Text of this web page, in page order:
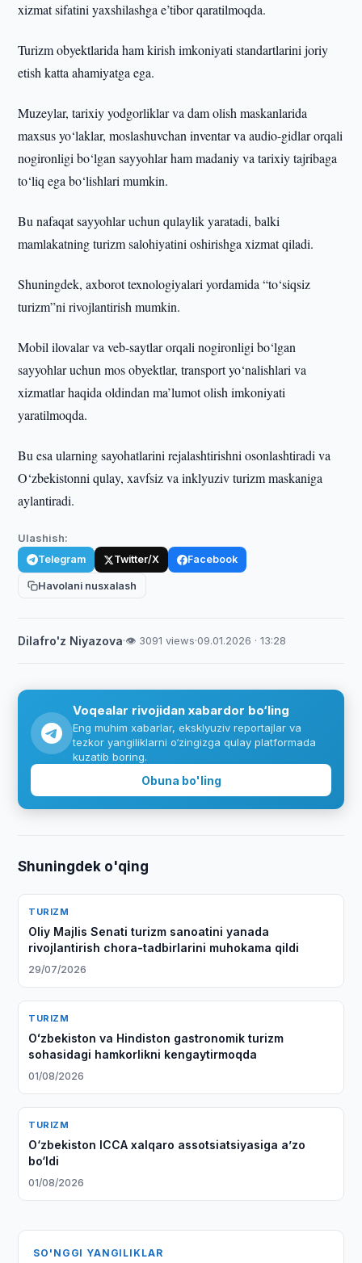
xizmat sifatini yaxshilashga e’tibor qaratilmoqda.
Turizm obyektlarida ham kirish imkoniyati standartlarini joriy
etish katta ahamiyatga ega.
Muzeylar, tarixiy yodgorliklar va dam olish maskanlarida
maxsus yo‘laklar, moslashuvchan inventar va audio-gidlar orqali
nogironligi bo‘lgan sayyohlar ham madaniy va tarixiy tajribaga
to‘liq ega bo‘lishlari mumkin.
Bu nafaqat sayyohlar uchun qulaylik yaratadi, balki
mamlakatning turizm salohiyatini oshirishga xizmat qiladi.
Shuningdek, axborot texnologiyalari yordamida “to‘siqsiz
turizm”ni rivojlantirish mumkin.
Mobil ilovalar va veb-saytlar orqali nogironligi bo‘lgan
sayyohlar uchun mos obyektlar, transport yo‘nalishlari va
xizmatlar haqida oldindan ma’lumot olish imkoniyati
yaratilmoqda.
Bu esa ularning sayohatlarini rejalashtirishni osonlashtiradi va
O‘zbekistonni qulay, xavfsiz va inklyuziv turizm maskaniga
aylantiradi.
Ulashish:
Telegram Twitter/X Facebook
Havolani nusxalash
Dilafro'z Niyazova·👁 3091 views·09.01.2026 · 13:28
Voqealar rivojidan xabardor bo‘ling
Eng muhim xabarlar, eksklyuziv reportajlar va
tezkor yangiliklarni o‘zingizga qulay platformada
kuzatib boring.
Obuna bo'ling
Shuningdek o'qing
TURIZM
Oliy Majlis Senati turizm sanoatini yanada
rivojlantirish chora-tadbirlarini muhokama qildi
29/07/2026
TURIZM
Oʻzbekiston va Hindiston gastronomik turizm
sohasidagi hamkorlikni kengaytirmoqda
01/08/2026
TURIZM
O‘zbekiston ICCA xalqaro assotsiatsiyasiga aʼzo
bo‘ldi
01/08/2026
SO'NGGI YANGILIKLAR